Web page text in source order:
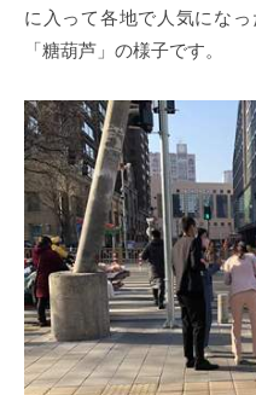
に入って各地で人気にな
「糖葫芦」の様子です。